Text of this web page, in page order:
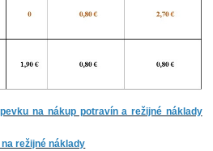
na nákup potravín a režijné náklady
režijné náklady